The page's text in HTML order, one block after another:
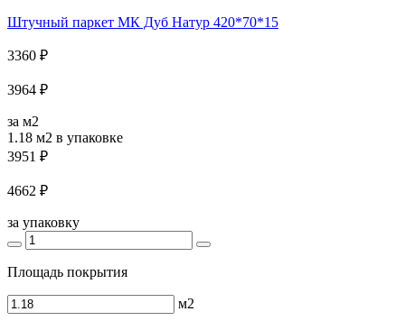
Штучный паркет МК Дуб Натур 420*70*15
3360 ₽
3964 ₽
за м2
1.18 м2 в упаковке
3951 ₽
4662 ₽
за упаковку
Площадь покрытия
м2